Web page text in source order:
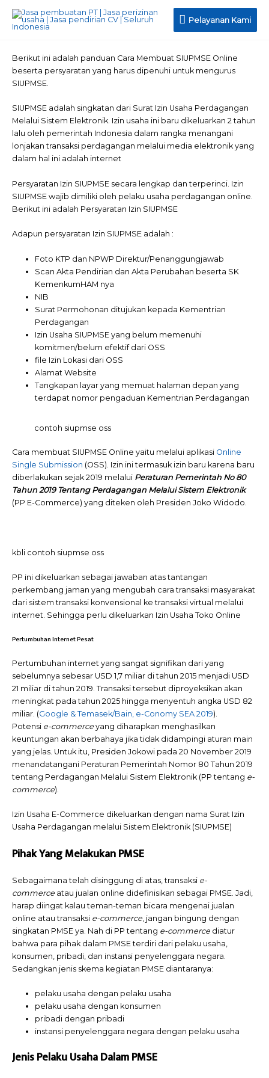
Pelayanan Kami
Berikut ini adalah panduan Cara Membuat SIUPMSE Online
beserta persyaratan yang harus dipenuhi untuk mengurus
SIUPMSE.
SIUPMSE adalah singkatan dari Surat Izin Usaha Perdagangan
Melalui Sistem Elektronik. Izin usaha ini baru dikeluarkan 2 tahun
lalu oleh pemerintah Indonesia dalam rangka menangani
lonjakan transaksi perdagangan melalui media elektronik yang
dalam hal ini adalah internet
Persyaratan Izin SIUPMSE secara lengkap dan terperinci. Izin
SIUPMSE wajib dimiliki oleh pelaku usaha perdagangan online.
Berikut ini adalah Persyaratan Izin SIUPMSE
Adapun persyaratan Izin SIUPMSE adalah :
Foto KTP dan NPWP Direktur/Penanggungjawab
Scan Akta Pendirian dan Akta Perubahan beserta SK
KemenkumHAM nya
NIB
Surat Permohonan ditujukan kepada Kementrian
Perdagangan
Izin Usaha SIUPMSE yang belum memenuhi
komitmen/belum efektif dari OSS
file Izin Lokasi dari OSS
Alamat Website
Tangkapan layar yang memuat halaman depan yang
terdapat nomor pengaduan Kementrian Perdagangan
contoh siupmse oss
Cara membuat SIUPMSE Online yaitu melalui aplikasi Online
Single Submission (OSS). Izin ini termasuk izin baru karena baru
diberlakukan sejak 2019 melalui Peraturan Pemerintah No 80
Tahun 2019 Tentang Perdagangan Melalui Sistem Elektronik
(PP E-Commerce) yang diteken oleh Presiden Joko Widodo.
kbli contoh siupmse oss
PP ini dikeluarkan sebagai jawaban atas tantangan
perkembang jaman yang mengubah cara transaksi masyarakat
dari sistem transaksi konvensional ke transaksi virtual melalui
internet. Sehingga perlu dikeluarkan Izin Usaha Toko Online
Pertumbuhan Internet Pesat
Pertumbuhan internet yang sangat signifikan dari yang
sebelumnya sebesar USD 1,7 miliar di tahun 2015 menjadi USD
21 miliar di tahun 2019. Transaksi tersebut diproyeksikan akan
meningkat pada tahun 2025 hingga menyentuh angka USD 82
miliar. (Google & Temasek/Bain, e-Conomy SEA 2019).
Potensi e-commerce yang diharapkan menghasilkan
keuntungan akan berbahaya jika tidak didampingi aturan main
yang jelas. Untuk itu, Presiden Jokowi pada 20 November 2019
menandatangani Peraturan Pemerintah Nomor 80 Tahun 2019
tentang Perdagangan Melalui Sistem Elektronik (PP tentang e-
commerce).
Izin Usaha E-Commerce dikeluarkan dengan nama Surat Izin
Usaha Perdagangan melalui Sistem Elektronik (SIUPMSE)
Pihak Yang Melakukan PMSE
Sebagaimana telah disinggung di atas, transaksi e-
commerce atau jualan online didefinisikan sebagai PMSE. Jadi,
harap diingat kalau teman-teman bicara mengenai jualan
online atau transaksi e-commerce , jangan bingung dengan
singkatan PMSE ya. Nah di PP tentang e-commerce diatur
bahwa para pihak dalam PMSE terdiri dari pelaku usaha,
konsumen, pribadi, dan instansi penyelenggara negara.
Sedangkan jenis skema kegiatan PMSE diantaranya:
pelaku usaha dengan pelaku usaha
pelaku usaha dengan konsumen
pribadi dengan pribadi
instansi penyelenggara negara dengan pelaku usaha
Jenis Pelaku Usaha Dalam PMSE